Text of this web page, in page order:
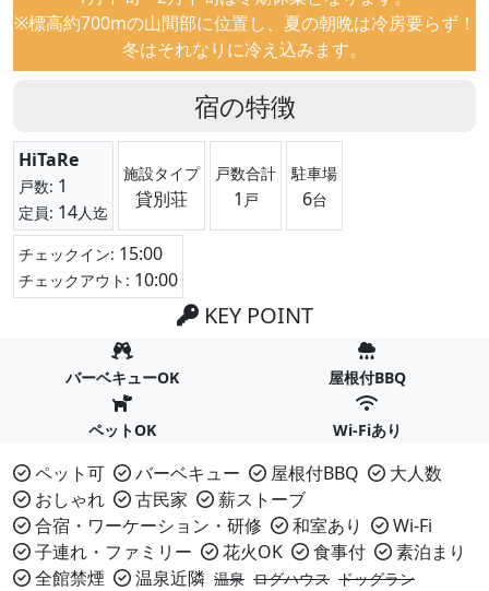
※標高約700mの山間部に位置し、夏の朝晩は冷房要らず！
冬はそれなりに冷え込みます。
宿の特徴
HiTaRe
戸数: 1
定員: 14人迄
施設タイプ
貸別荘
戸数合計
1 戸
駐車場
6台
チェックイン: 15:00
チェックアウト: 10:00
KEY POINT
バーベキューOK 屋根付BBQ
ペットOK Wi-Fiあり
ペット可 バーベキュー 屋根付BBQ
大人数
おしゃれ
古民家
薪ストーブ
合宿・ワーケーション・研修
和室あり
Wi-Fi
子連れ・ファミリー
花火OK 食事付
素泊まり
全館禁煙
温泉近隣 温泉 ログハウス ドッグラン